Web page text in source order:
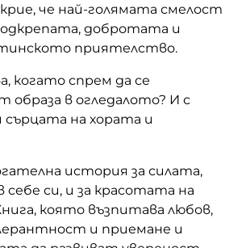
че най-голямата смелост
добротата и
приятелство.
когато спрем да се
образа в огледалото? И с
сърцата на хората и
история за силата,
себе си, и за красотата на
която възпитава любов,
и приемане и